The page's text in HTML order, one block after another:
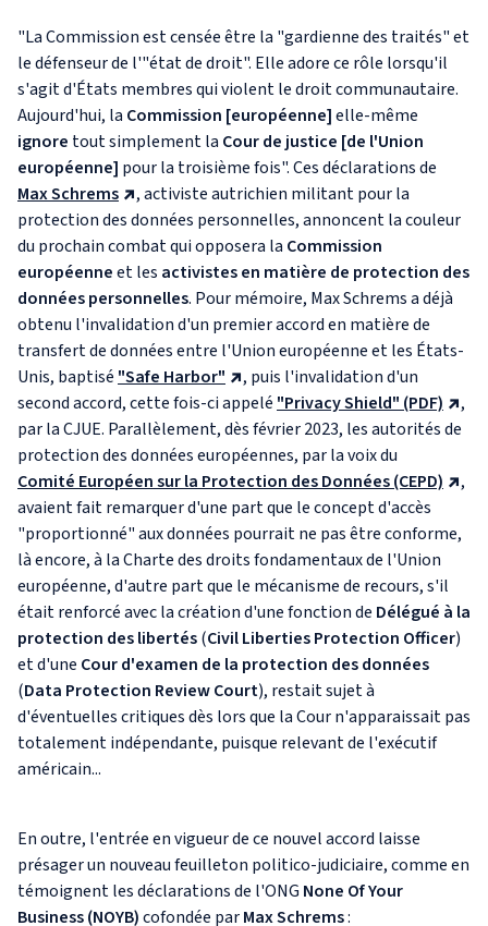
"La Commission est censée être la "gardienne des traités" et
le défenseur de l'"état de droit". Elle adore ce rôle lorsqu'il
s'agit d'États membres qui violent le droit communautaire.
Aujourd'hui, la Commission [européenne]elle-même
ignore tout simplement la Cour de justice [de l'Union
européenne] pour la troisième fois". Ces déclarations de
Max Schrems
, activiste autrichien militant pour la
protection des données personnelles, annoncent la couleur
du prochain combat qui opposera la Commission
européenneet les activistes en matière de protection des
données personnelles. Pour mémoire, Max Schrems a déjà
obtenu l'invalidation d'un premier accord en matière de
transfert de données entre l'Union européenne et les États-
Unis, baptisé "Safe Harbor"
, puis l'invalidation d'un
second accord, cette fois-ci appelé "Privacy Shield" (PDF)
,
par la CJUE. Parallèlement, dès février 2023, les autorités de
protection des données européennes, par la voix du
Comité Européen sur la Protection des Données (CEPD)
,
avaient fait remarquer d'une part que le concept d'accès
"proportionné" aux données pourrait ne pas être conforme,
là encore, à la Charte des droits fondamentaux de l'Union
européenne, d'autre part que le mécanisme de recours, s'il
était renforcé avec la création d'une fonction de Délégué à la
protection des libertés(Civil Liberties Protection Officer)
et d'une Cour d'examen de la protection des données
(Data Protection Review Court), restait sujet à
d'éventuelles critiques dès lors que la Cour n'apparaissait pas
totalement indépendante, puisque relevant de l'exécutif
américain...
En outre, l'entrée en vigueur de ce nouvel accord laisse
présager un nouveau feuilleton politico-judiciaire, comme en
témoignent les déclarations de l'ONG None Of Your
Business (NOYB)cofondée parMax Schrems: